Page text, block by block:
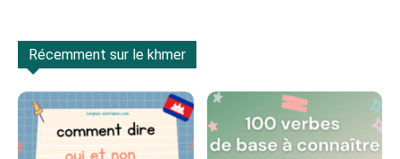
Récemment sur le khmer